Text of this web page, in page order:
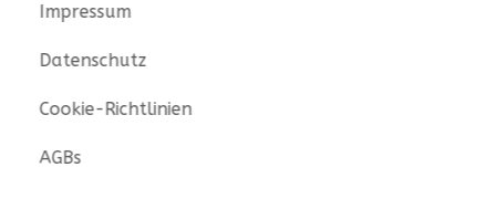
Impressum
Datenschutz
Cookie-Richtlinien
AGBs